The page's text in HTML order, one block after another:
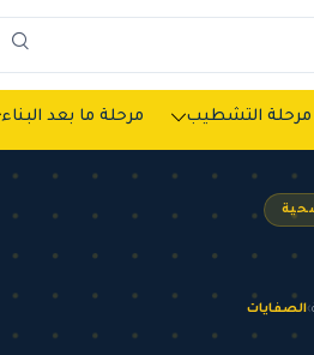
مرحلة التشطيب مرحلة ما بعد البناء
›الصفايات